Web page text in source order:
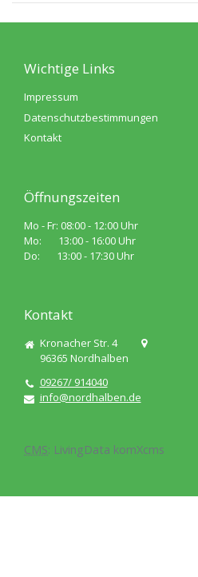
Wichtige Links
Impressum
Datenschutzbestimmungen
Kontakt
Öffnungszeiten
Mo - Fr: 08:00 - 12:00 Uhr
Mo: 13:00 - 16:00 Uhr
Do: 13:00 - 17:30 Uhr
Kontakt
Kronacher Str. 4
96365 Nordhalben
09267/ 914040
info@nordhalben.de
CMS: LivingData komXcms